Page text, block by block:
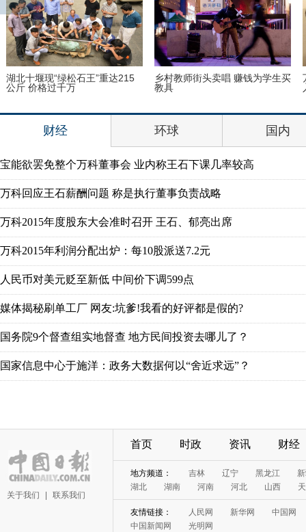
湖北十堰现“绿松石王”重达215
公斤 价格过千万
乡村教师街头卖唱 赚钱为学生买
教具
财经 环球 国内
宝能欲罢免整个万科董事会 业内称王石下课几率较高
万科回应王石薪酬问题 称是执行董事负责战略
万科2015年度股东大会准时召开 王石、郁亮出席
万科2015年利润分配出炉：每10股派送7.2元
人民币对美元贬至新低 中间价下调599点
媒体揭秘刷单工厂 网友:坑爹!我看的好评都是假的?
国务院9个督查组实地督查 地方民间投资去哪儿了？
国家信息中心于施洋：政务大数据何以“舍近求远”？
关于我们 联系我们
首页 时政 资讯 财经
地方频道： 吉林 辽宁 黑龙江
湖北
湖南 河南 河北 山西
友情链接： 人民网 新华网
中国网
中国新闻网
光明网